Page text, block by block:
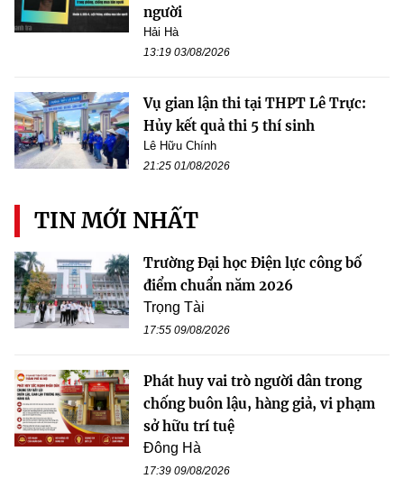
người
Hải Hà
13:19 03/08/2026
Vụ gian lận thi tại THPT Lê Trực:
Hủy kết quả thi 5 thí sinh
Lê Hữu Chính
21:25 01/08/2026
TIN MỚI NHẤT
Trường Đại học Điện lực công bố
điểm chuẩn năm 2026
Trọng Tài
17:55 09/08/2026
Phát huy vai trò người dân trong
chống buôn lậu, hàng giả, vi phạm
sở hữu trí tuệ
Đông Hà
17:39 09/08/2026